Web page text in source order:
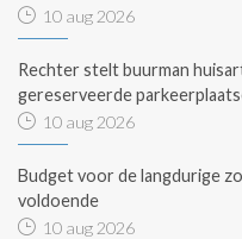
10 aug 2026
Rechter stelt buurman
gereserveerde
10 aug 2026
Budget voor de langdurige
voldoende
10 aug 2026